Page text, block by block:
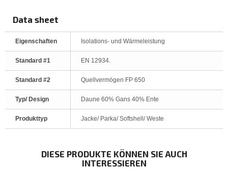
Data sheet
Eigenschaften Isolations- und Wärmeleistung
Standard #1 EN 12934.
Standard #2 Quellvermögen FP 650
Typ/ Design Daune 60% Gans 40% Ente
Produkttyp Jacke/ Parka/ Softshell/ Weste
DIESE PRODUKTE KÖNNEN SIE AUCH
INTERESSIEREN